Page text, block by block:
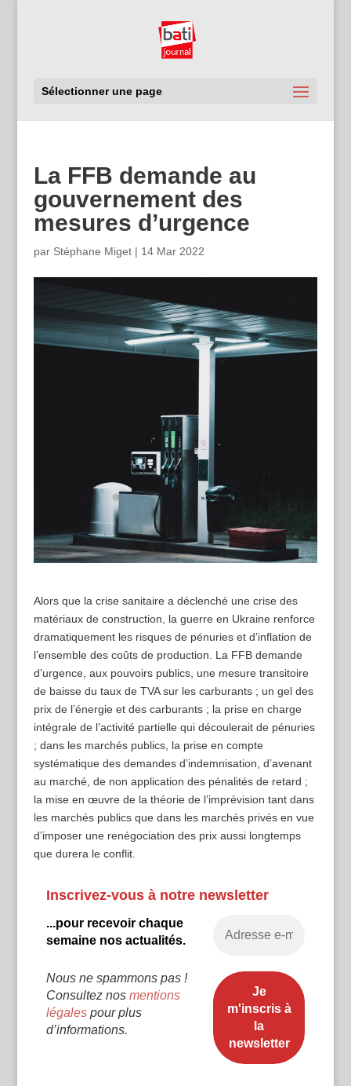
Sélectionner une page
La FFB demande au
gouvernement des
mesures d’urgence
par Stéphane Miget| 14 Mar 2022
Alors que la crise sanitaire a déclenché une crise des
matériaux de construction, la guerre en Ukraine renforce
dramatiquement les risques de pénuries et d’inflation de
l’ensemble des coûts de production. La FFB demande
d’urgence, aux pouvoirs publics, une mesure transitoire
de baisse du taux de TVA sur les carburants ; un gel des
prix de l’énergie et des carburants ; la prise en charge
intégrale de l’activité partielle qui découlerait de pénuries
; dans les marchés publics, la prise en compte
systématique des demandes d’indemnisation, d’avenant
au marché, de non application des pénalités de retard ;
la mise en œuvre de la théorie de l’imprévision tant dans
les marchés publics que dans les marchés privés en vue
d’imposer une renégociation des prix aussi longtemps
que durera le conflit.
Inscrivez-vous à notre newsletter
...pour recevoir chaque
semaine nos actualités.
Nous ne spammons pas !
Consultez nos mentions
légalespour plus
d’informations.